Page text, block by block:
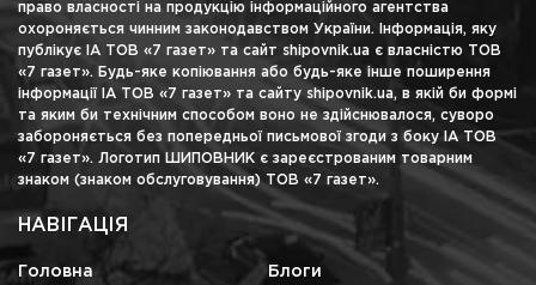
право власності на продукцію інформаційного агентства
охороняється чинним законодавством України. Інформація, яку
публікує ІА ТОВ «7 газет» та сайт shipovnik.ua є власністю ТОВ
«7 газет». Будь-яке копіювання або будь-яке інше поширення
інформації ІА ТОВ «7 газет» та сайту shipovnik.ua, в якій би формі
та яким би технічним способом воно не здійснювалося, суворо
забороняється без попередньої письмової згоди з боку ІА ТОВ
«7 газет». Логотип ШИПОВНИК є зареєстрованим товарним
знаком (знаком обслуговування) ТОВ «7 газет».
НАВІГАЦІЯ
Головна Блоги